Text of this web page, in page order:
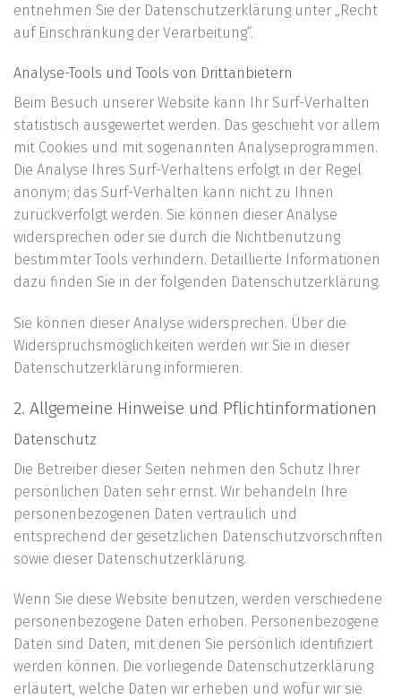
entnehmen Sie der Datenschutzerklärung unter „Recht
auf Einschränkung der Verarbeitung“.
Analyse-Tools und Tools von Drittanbietern
Beim Besuch unserer Website kann Ihr Surf-Verhalten
statistisch ausgewertet werden. Das geschieht vor allem
mit Cookies und mit sogenannten Analyseprogrammen.
Die Analyse Ihres Surf-Verhaltens erfolgt in der Regel
anonym; das Surf-Verhalten kann nicht zu Ihnen
zurückverfolgt werden. Sie können dieser Analyse
widersprechen oder sie durch die Nichtbenutzung
bestimmter Tools verhindern. Detaillierte Informationen
dazu finden Sie in der folgenden Datenschutzerklärung.
Sie können dieser Analyse widersprechen. Über die
Widerspruchsmöglichkeiten werden wir Sie in dieser
Datenschutzerklärung informieren.
2. Allgemeine Hinweise und Pflichtinformationen
Datenschutz
Die Betreiber dieser Seiten nehmen den Schutz Ihrer
persönlichen Daten sehr ernst. Wir behandeln Ihre
personenbezogenen Daten vertraulich und
entsprechend der gesetzlichen Datenschutzvorschriften
sowie dieser Datenschutzerklärung.
Wenn Sie diese Website benutzen, werden verschiedene
personenbezogene Daten erhoben. Personenbezogene
Daten sind Daten, mit denen Sie persönlich identifiziert
werden können. Die vorliegende Datenschutzerklärung
erläutert, welche Daten wir erheben und wofür wir sie